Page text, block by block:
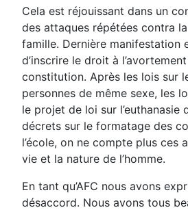
Cela est réjouissant dans un
des attaques répétées contra
famille. Dernière manifestation
d’inscrire le droit à
constitution. Après les lois sur
personnes de même sexe, les
le projet de loi sur l’euthanasie
décrets sur le formatage des
l’école, on ne compte plus ces
vie et la nature de l’homme.
En tant qu’AFC nous avons
désaccord. Nous avons tous